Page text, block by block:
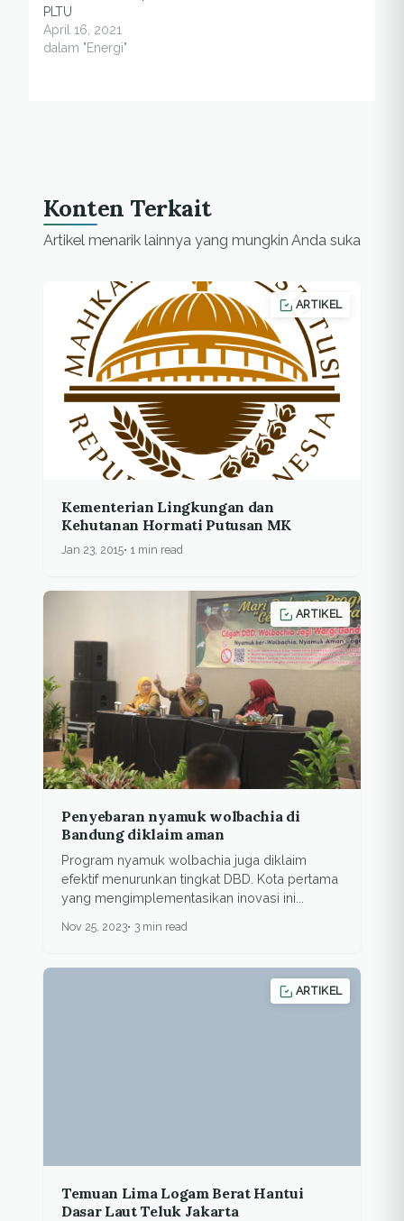
PLTU
April 16, 2021
dalam "Energi"
Konten Terkait
Artikel menarik lainnya yang mungkin Anda suka
ARTIKEL
Kementerian Lingkungan dan
Kehutanan Hormati Putusan MK
Jan 23, 2015 1 min read
ARTIKEL
Penyebaran nyamuk wolbachia di
Bandung diklaim aman
Program nyamuk wolbachia juga diklaim
efektif menurunkan tingkat DBD. Kota pertama
yang mengimplementasikan inovasi ini...
Nov 25, 2023 3 min read
ARTIKEL
Temuan Lima Logam Berat Hantui
Dasar Laut Teluk Jakarta